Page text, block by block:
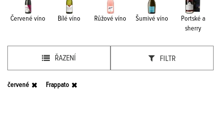
Červené víno Bílé víno Růžové víno Šumivé víno
Portské a
sherry
ŘAZENÍ FILTR
červené Frappato